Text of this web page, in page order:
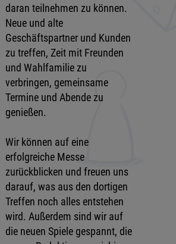
daran teilnehmen zu können.
Neue und alte
Geschäftspartner und Kunden
zu treffen, Zeit mit Freunden
und Wahlfamilie zu
verbringen, gemeinsame
Termine und Abende zu
genießen.
Wir können auf eine
erfolgreiche Messe
zurückblicken und freuen uns
darauf, was aus den dortigen
Treffen noch alles entstehen
wird. Außerdem sind wir auf
die neuen Spiele gespannt, die